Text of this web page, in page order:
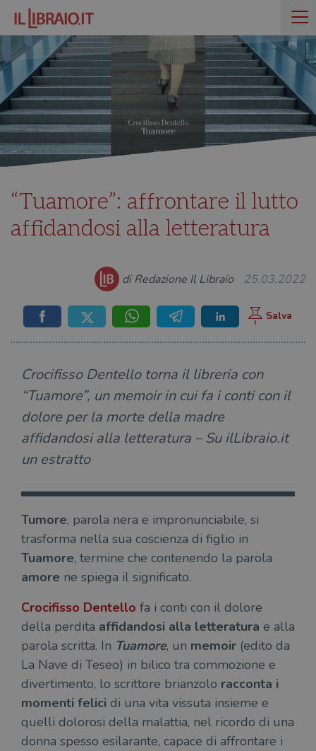
“Tuamore”: affrontare il lutto
affidandosi alla letteratura
di Redazione Il Libraio 25.03.2022
Crocifisso Dentello torna il libreria con
“Tuamore”, un memoir in cui fa i conti con il
dolore per la morte della madre
affidandosi alla letteratura – Su ilLibraio.it
un estratto
Tumore, parola nera e impronunciabile, si
trasforma nella sua coscienza di figlio in
Tuamore, termine che contenendo la parola
amore ne spiega il significato.
Crocifisso Dentello fa i conti con il dolore
della perdita affidandosi alla letteratura e alla
parola scritta. In Tuamore, un memoir (edito da
La Nave di Teseo) in bilico tra commozione e
divertimento, lo scrittore brianzolo racconta i
momenti felici di una vita vissuta insieme e
quelli dolorosi della malattia, nel ricordo di una
donna spesso esilarante, capace di affrontare i